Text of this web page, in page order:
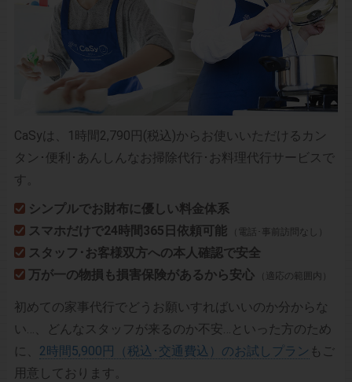
CaSyは、1時間2,790円(税込)からお使いいただけるカン
タン･便利･あんしんなお掃除代行･お料理代行サービスで
す。
シンプルでお財布に優しい料金体系
スマホだけで24時間365日依頼可能
（電話･事前訪問なし）
スタッフ･お客様双方への本人確認で安全
万が一の物損も損害保険があるから安心
（適応の範囲内）
初めての家事代行でどうお願いすればいいのか分からな
い…、どんなスタッフが来るのか不安…といった方のため
に、 2時間5,900円（税込･交通費込）のお試しプラン もご
用意しております。